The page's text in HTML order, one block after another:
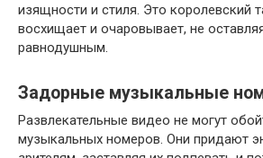
изящности и стиля. Это королевский
восхищает и очаровывает, не
равнодушным.
Задорные музыкальные
Развлекательные видео не могут
музыкальных номеров. Они придают